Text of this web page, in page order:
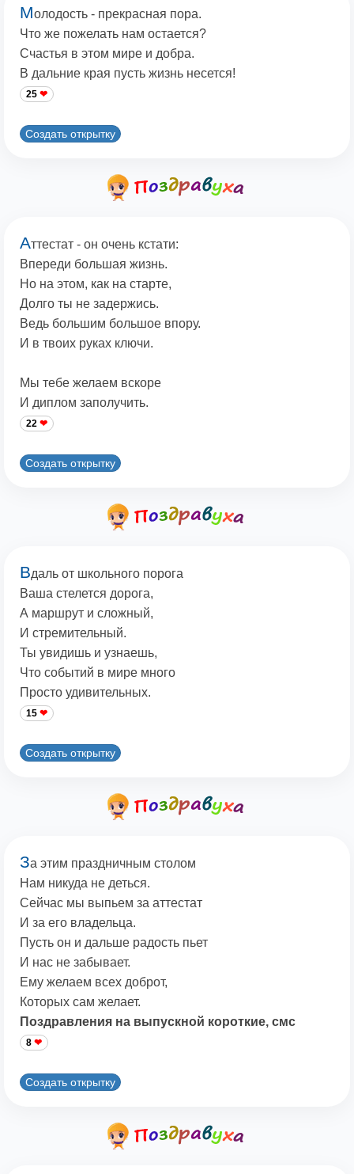
Молодость - прекрасная пора.
Что же пожелать нам остается?
Счастья в этом мире и добра.
В дальние края пусть жизнь несется!
25
Создать открытку
Аттестат - он очень кстати:
Впереди большая жизнь.
Но на этом, как на старте,
Долго ты не задержись.
Ведь большим большое впору.
И в твоих руках ключи.
Мы тебе желаем вскоре
И диплом заполучить.
22
Создать открытку
Вдаль от школьного порога
Ваша стелется дорога,
А маршрут и сложный,
И стремительный.
Ты увидишь и узнаешь,
Что событий в мире много
Просто удивительных.
15
Создать открытку
За этим праздничным столом
Нам никуда не деться.
Сейчас мы выпьем за аттестат
И за его владельца.
Пусть он и дальше радость пьет
И нас не забывает.
Ему желаем всех доброт,
Которых сам желает.
Поздравления на выпускной короткие, смс
8
Создать открытку